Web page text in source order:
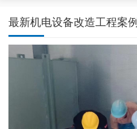
最新机电设备改造工程案例